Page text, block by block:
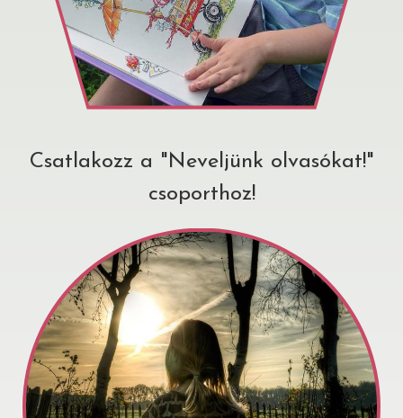
Csatlakozz a "Neveljünk olvasókat!"
csoporthoz!